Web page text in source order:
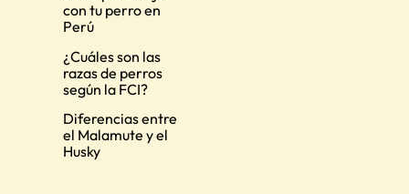
con tu perro en
Perú
¿Cuáles son las
razas de perros
según la FCI?
Diferencias entre
el Malamute y el
Husky